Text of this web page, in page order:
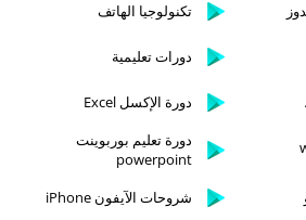
تكنولوجيا الهاتف
دورات تعليمية
دورة الإكسل Excel
دورة تعليم بوربوينت
powerpoint
شروحات الآيفون iPhone